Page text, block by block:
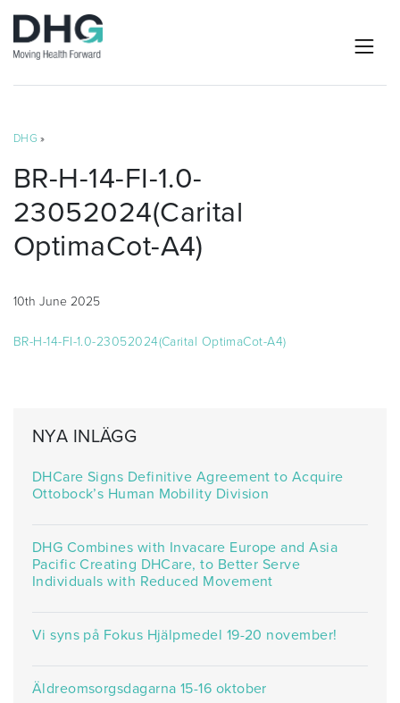
DHG »
BR-H-14-FI-1.0-
23052024(Carital
OptimaCot-A4)
10th June 2025
BR-H-14-FI-1.0-23052024(Carital OptimaCot-A4)
NYA INLÄGG
DHCare Signs Definitive Agreement to Acquire
Ottobock’s Human Mobility Division
DHG Combines with Invacare Europe and Asia
Pacific Creating DHCare, to Better Serve
Individuals with Reduced Movement
Vi syns på Fokus Hjälpmedel 19-20 november!
Äldreomsorgsdagarna 15-16 oktober